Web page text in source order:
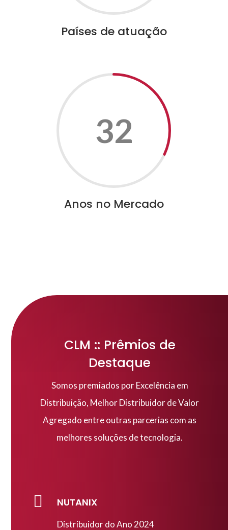
Países de atuação
32
Anos no Mercado
CLM :: Prêmios de
Destaque
Somos premiados por Excelência em
Distribuição, Melhor Distribuidor de Valor
Agregado entre outras parcerias com as
melhores soluções de tecnologia.
 NUTANIX
Distribuidor do Ano 2024